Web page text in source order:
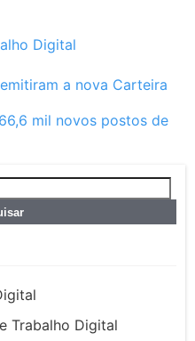
Digital
a nova Carteira
mil novos postos de
Trabalho Digital